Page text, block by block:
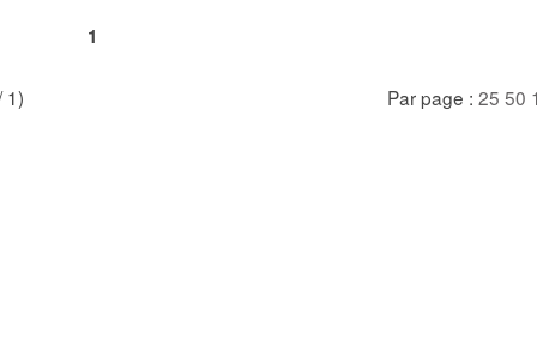
1
1) Par page : 25 50